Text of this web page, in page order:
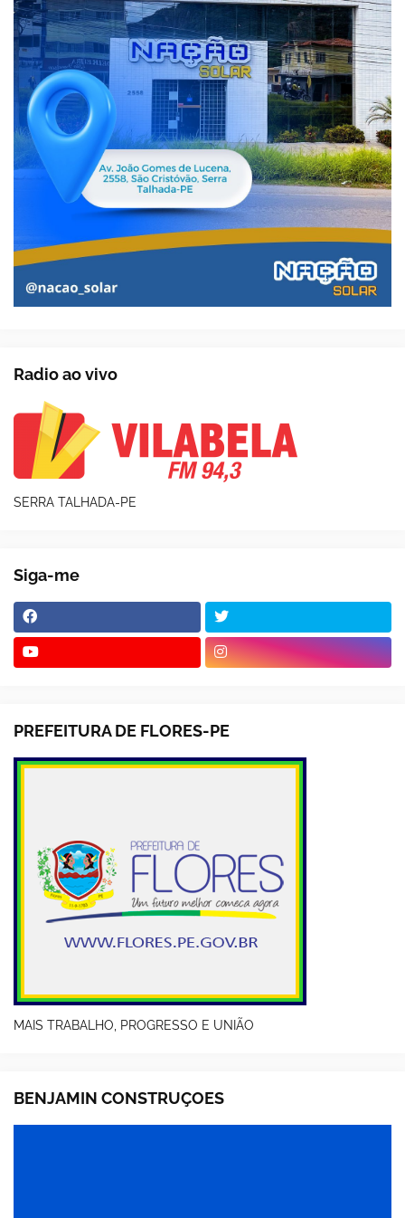
Radio ao vivo
SERRA TALHADA-PE
Siga-me
PREFEITURA DE FLORES-PE
MAIS TRABALHO, PROGRESSO E UNIÃO
BENJAMIN CONSTRUÇOES